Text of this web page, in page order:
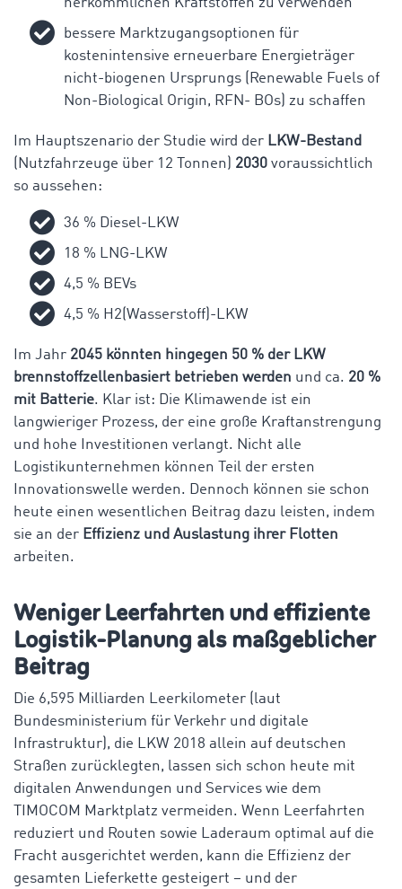
bessere Marktzugangsoptionen für
kostenintensive erneuerbare Energieträger
nicht-biogenen Ursprungs (Renewable Fuels of
Non-Biological Origin, RFN- BOs) zu schaffen
Im Hauptszenario der Studie wird der LKW-Bestand
(Nutzfahrzeuge über 12 Tonnen) 2030 voraussichtlich
so aussehen:
36 % Diesel-LKW
18 % LNG-LKW
4,5 % BEVs
4,5 % H2(Wasserstoff)-LKW
Im Jahr 2045 könnten hingegen 50 % der LKW
brennstoffzellenbasiert betrieben werden und ca. 20 %
mit Batterie. Klar ist: Die Klimawende ist ein
langwieriger Prozess, der eine große Kraftanstrengung
und hohe Investitionen verlangt. Nicht alle
Logistikunternehmen können Teil der ersten
Innovationswelle werden. Dennoch können sie schon
heute einen wesentlichen Beitrag dazu leisten, indem
sie an der Effizienz und Auslastung ihrer Flotten
arbeiten.
Weniger Leerfahrten und effiziente
Logistik-Planung als maßgeblicher
Beitrag
Die 6,595 Milliarden Leerkilometer (laut
Bundesministerium für Verkehr und digitale
Infrastruktur), die LKW 2018 allein auf deutschen
Straßen zurücklegten, lassen sich schon heute mit
digitalen Anwendungen und Services wie dem
TIMOCOM Marktplatz vermeiden. Wenn Leerfahrten
reduziert und Routen sowie Laderaum optimal auf die
Fracht ausgerichtet werden, kann die Effizienz der
gesamten Lieferkette gesteigert – und der